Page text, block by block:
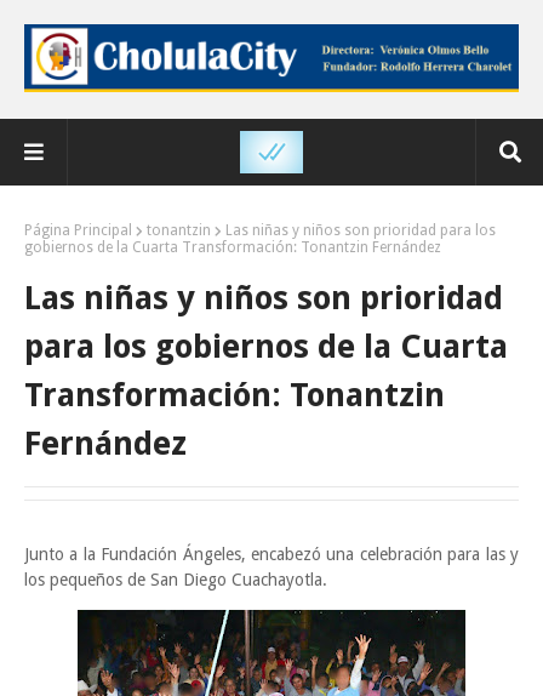
Página Principal tonantzin
Las niñas y niños son prioridad para los
gobiernos de la Cuarta Transformación: Tonantzin Fernández
Las niñas y niños son prioridad
para los gobiernos de la Cuarta
Transformación: Tonantzin
Fernández
Junto a la Fundación Ángeles, encabezó una celebración para las y
los pequeños de San Diego Cuachayotla.